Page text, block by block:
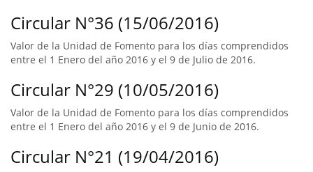
Circular N°36 (15/06/2016)
Valor de la Unidad de Fomento para los días comprendidos
entre el 1 Enero del año 2016 y el 9 de Julio de 2016.
Circular N°29 (10/05/2016)
Valor de la Unidad de Fomento para los días comprendidos
entre el 1 Enero del año 2016 y el 9 de Junio de 2016.
Circular N°21 (19/04/2016)